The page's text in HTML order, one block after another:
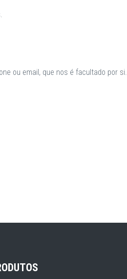
ou email, que nos é facultado por si.